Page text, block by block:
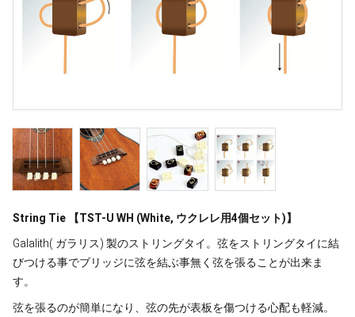
String Tie 【TST-U WH (White, ウクレレ用4個セット)】
Galalith( ガラリス) 製のストリングタイ。弦をストリングタイに結
びつける事でブリッジに弦を結ぶ事無く弦を張ることが出来ま
す。
弦を張るのが簡単になり、弦の先が表板を傷つける心配も軽減。